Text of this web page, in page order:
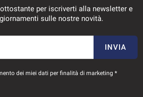
VEDI
per iscriverti alla newsletter e
sulle nostre novità.
INVIA
dei miei dati per finalità di marketing *